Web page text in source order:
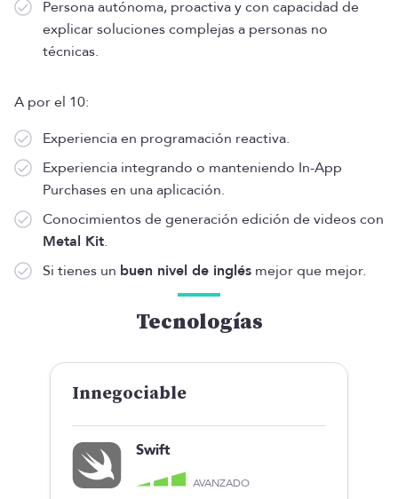
Persona autónoma, proactiva y con capacidad de
explicar soluciones complejas a personas no
técnicas.
A por el 10:
​​Experiencia en programación reactiva.
Experiencia integrando o manteniendo In-App
Purchases en una aplicación.
Conocimientos de generación edición de videos con
Metal Kit.
Si tienes un buen nivel de inglés mejor que mejor.
Tecnologías
Innegociable
Swift
AVANZADO